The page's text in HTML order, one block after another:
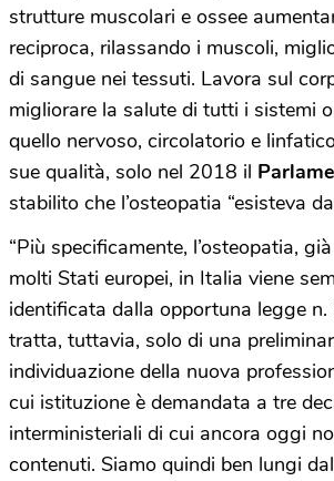
strutture muscolari e ossee
reciproca, rilassando i muscoli,
di sangue nei tessuti. Lavora sul
migliorare la salute di tutti i sistemi
quello nervoso, circolatorio e
sue qualità, solo nel 2018 il
stabilito che l’osteopatia “esisteva
“Più specificamente, l’osteopatia,
molti Stati europei, in Italia viene
identificata dalla opportuna legge
tratta, tuttavia, solo di una
individuazione della nuova
cui istituzione è demandata a tre
interministeriali di cui ancora oggi
contenuti. Siamo quindi ben lungi